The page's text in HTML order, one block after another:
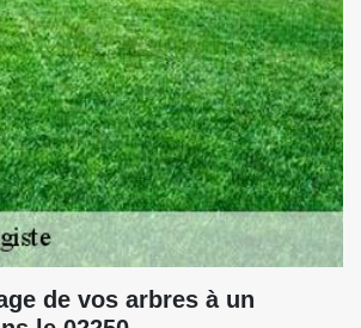
de vos arbres à un